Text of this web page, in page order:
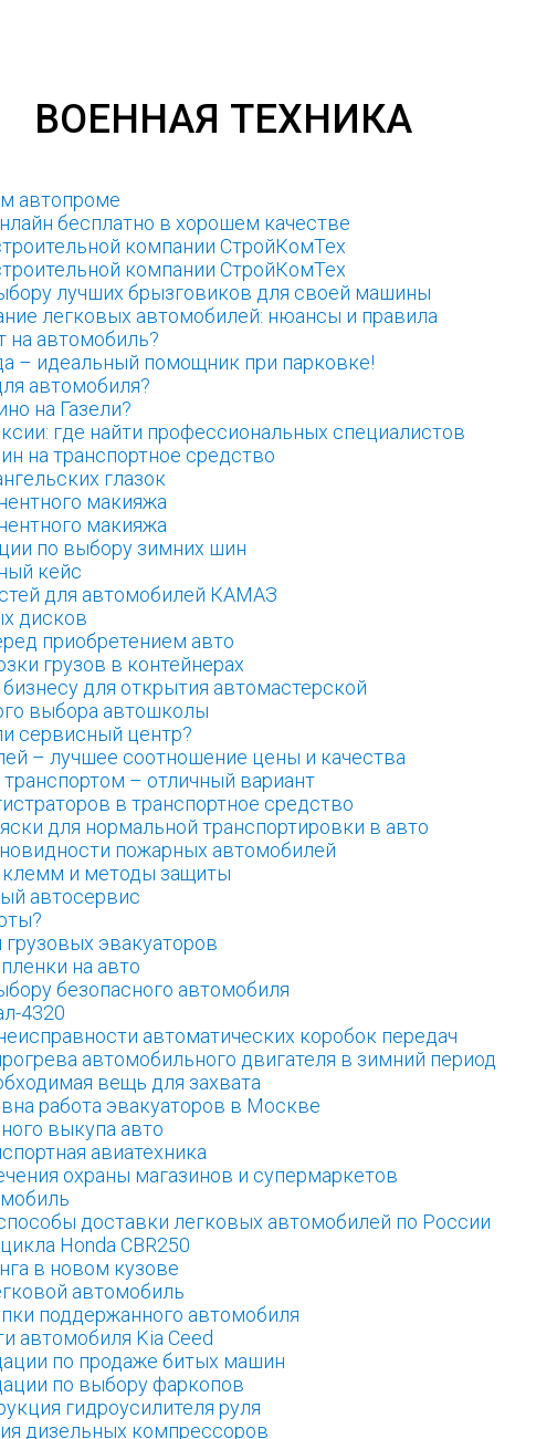
ВОЕННАЯ ТЕХНИКА
автопроме
бесплатно в хорошем качестве
компании СтройКомТех
компании СтройКомТех
лучших брызговиков для своей машины
легковых автомобилей: нюансы и правила
на автомобиль?
– идеальный помощник при парковке!
автомобиля?
на Газели?
где найти профессиональных специалистов
на транспортное средство
глазок
макияжа
макияжа
по выбору зимних шин
кейс
для автомобилей КАМАЗ
дисков
приобретением авто
грузов в контейнерах
для открытия автомастерской
выбора автошколы
сервисный центр?
– лучшее соотношение цены и качества
– отличный вариант
в транспортное средство
для нормальной транспортировки в авто
пожарных автомобилей
и методы защиты
автосервис
эвакуаторов
на авто
безопасного автомобиля
4320
автоматических коробок передач
автомобильного двигателя в зимний период
вещь для захвата
работа эвакуаторов в Москве
выкупа авто
авиатехника
охраны магазинов и супермаркетов
доставки легковых автомобилей по России
Honda CBR250
в новом кузове
автомобиль
поддержанного автомобиля
автомобиля Kia Ceed
по продаже битых машин
по выбору фаркопов
гидроусилителя руля
дизельных компрессоров